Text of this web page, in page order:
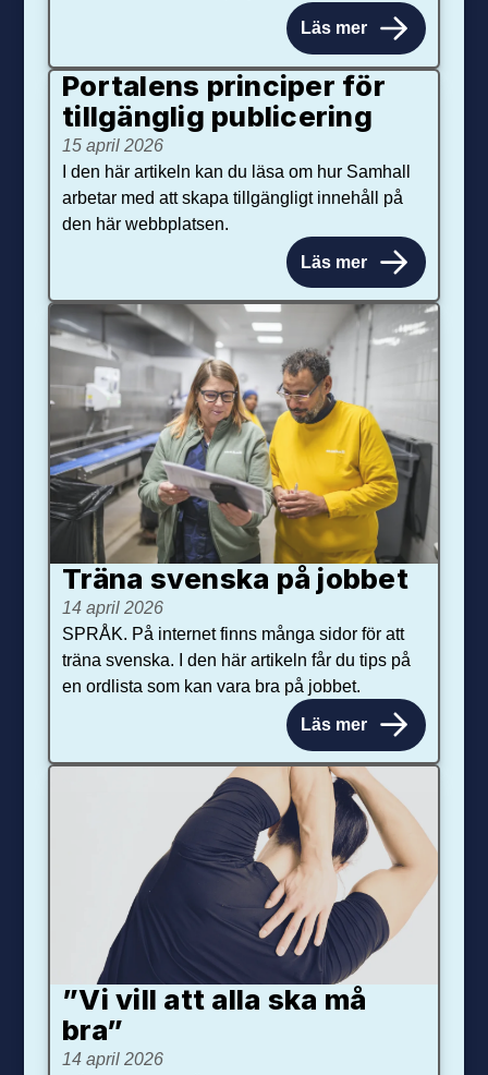
Läs mer
Portalens principer för
tillgänglig publicering
15 april 2026
I den här artikeln kan du läsa om hur Samhall
arbetar med att skapa tillgängligt innehåll på
den här webbplatsen.
Läs mer
Träna svenska på jobbet
14 april 2026
SPRÅK. På internet finns många sidor för att
träna svenska. I den här artikeln får du tips på
en ordlista som kan vara bra på jobbet.
Läs mer
”Vi vill att alla ska må
bra”
14 april 2026